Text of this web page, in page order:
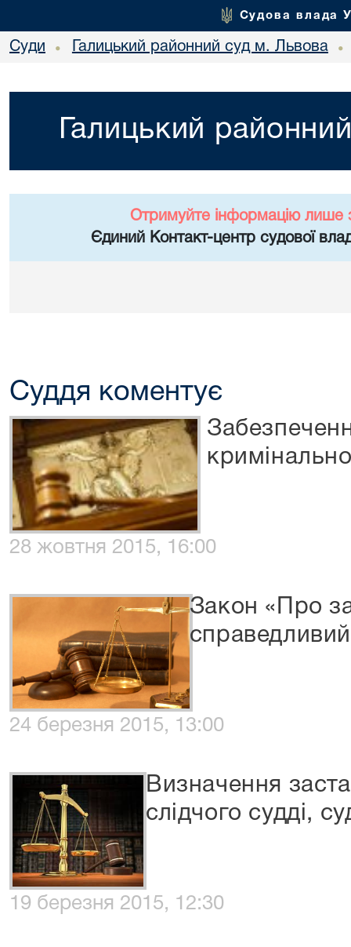
Судова влада
Суди • Галицький районний суд м. Львова •
Галицький
Отримуйте інформацію лише
Єдиний Контакт-центр судової
Суддя коментує
28 жовтня 2015, 16:00
Закон «Про
24 березня 2015, 13:00
Визначення
слідчого судді,
19 березня 2015, 12:30